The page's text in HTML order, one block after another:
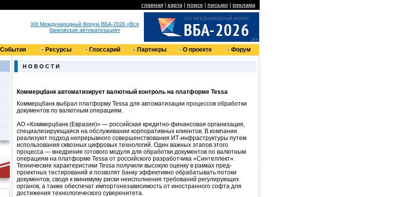
главная| карта| поиск| письмо| реклама
XIII Международный Форум ВБА-2026 «Вся
банковская автоматизация»
События Ресурсы Глоссарий Партнеры О проекте Форум
Н О В О С Т И
Коммерцбанк автоматизирует валютный контроль на платформе Tessa
Коммерцбанк выбрал платформу Tessa для автоматизации процессов обработки
документов по валютным операциям.
АО «Коммерцбанк (Евразия)» — российская кредитно-финансовая организация,
специализирующаяся на обслуживании корпоративных клиентов. В компании
реализуют подход непрерывного совершенствования ИТ-инфраструктуры путем
использования сквозных цифровых технологий. Один важных этапов этого
процесса — внедрение готового модуля для обработки документов по валютным
операциям на платформе Tessa от российского разработчика «Синтеллект».
Технические характеристики Tessa получили высокую оценку в рамках пред-
проектных тестирований и позволят банку эффективно обрабатывать потоки
документов, сводя к минимуму риски неисполнения требований регулирующих
органов, а также обеспечат импортонезависимость от иностранного софта для
достижения технологического суверенитета.